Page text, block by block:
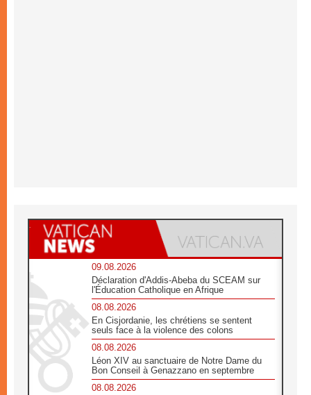
09.08.2026
Déclaration d'Addis-Abeba du SCEAM sur
l'Éducation Catholique en Afrique
08.08.2026
En Cisjordanie, les chrétiens se sentent
seuls face à la violence des colons
08.08.2026
Léon XIV au sanctuaire de Notre Dame du
Bon Conseil à Genazzano en septembre
08.08.2026